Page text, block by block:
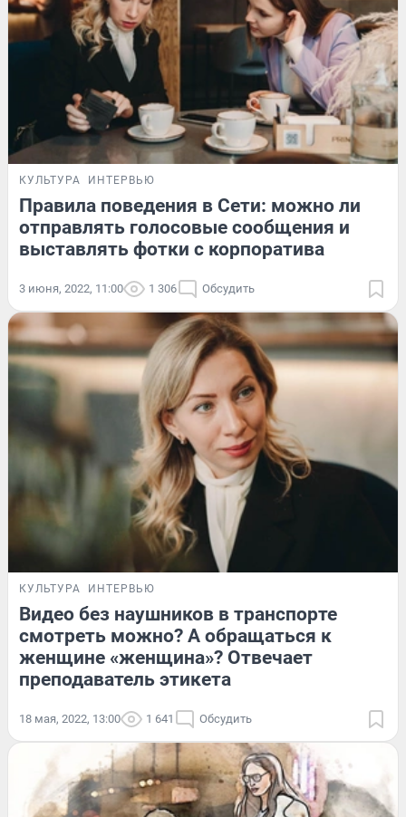
КУЛЬТУРА ИНТЕРВЬЮ
Правила поведения в Сети: можно ли
отправлять голосовые сообщения и
выставлять фотки с корпоратива
3 июня, 2022, 11:00 1 306 Обсудить
КУЛЬТУРА ИНТЕРВЬЮ
Видео без наушников в транспорте
смотреть можно? А обращаться к
женщине «женщина»? Отвечает
преподаватель этикета
18 мая, 2022, 13:00 1 641 Обсудить